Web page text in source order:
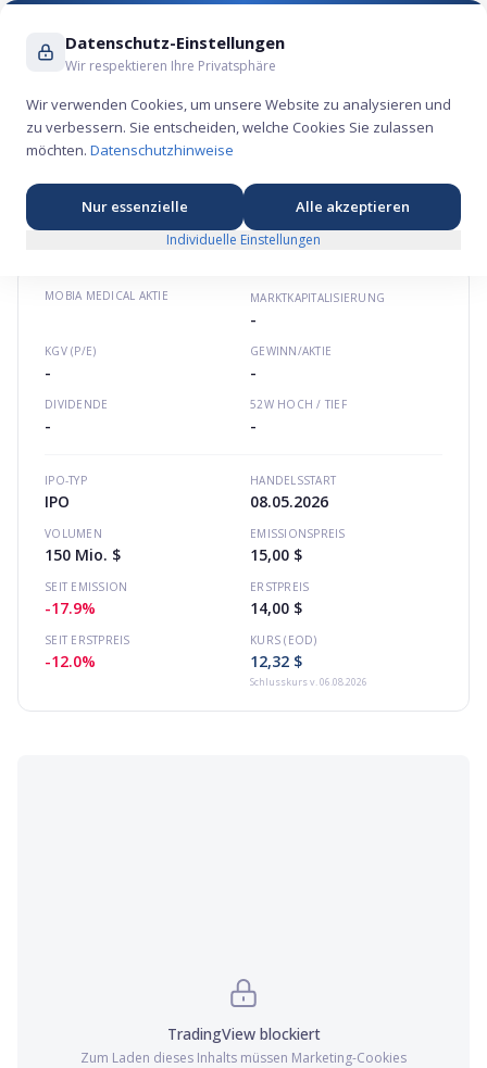
Suche ...
Mobia Medical Aktie – Gesundheits-
Börsengang 2026
Nordamerika ⚕️ mobia.com ★ ★★
MOBIA MEDICAL AKTIE MARKTKAPITALISIERUNG
-
KGV (P/E)
-
GEWINN/AKTIE
-
DIVIDENDE
-
52W HOCH / TIEF
-
IPO-TYP
IPO
HANDELSSTART
08.05.2026
VOLUMEN
150 Mio. $
EMISSIONSPREIS
15,00 $
SEIT EMISSION
-17.9%
ERSTPREIS
14,00 $
SEIT ERSTPREIS
-12.0%
KURS (EOD)
12,32 $
Schlusskursv. 06.08.2026
TradingViewblockiert
Zum Laden dieses Inhalts müssen Marketing-Cookies
Datenschutz-Einstellungen
Wir respektieren Ihre Privatsphäre
Wir verwenden Cookies, um unsere Website zu analysieren und
zu verbessern. Sie entscheiden, welche Cookies Sie zulassen
möchten. Datenschutzhinweise
Nur essenzielle Alle akzeptieren
Individuelle Einstellungen